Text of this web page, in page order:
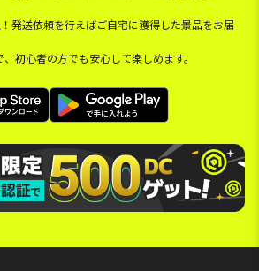
発送依頼を行えばご自宅に獲得した景品をお届
初心者の方でも安心して楽しめます。